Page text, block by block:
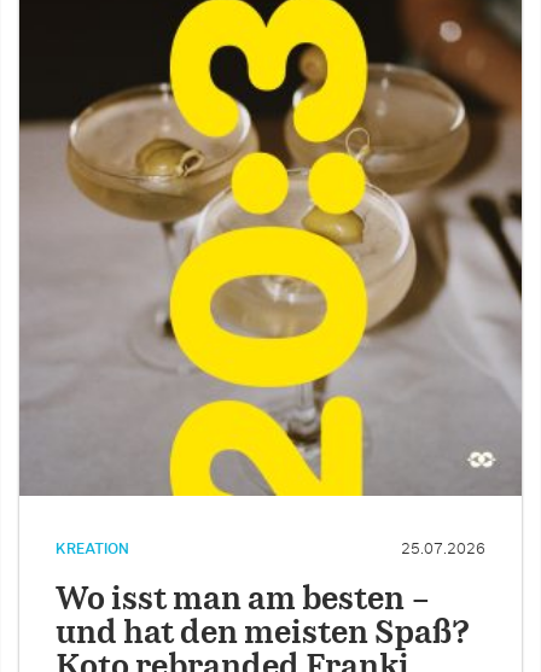
KREATION 25.07.2026
Wo isst man am besten –
und hat den meisten Spaß?